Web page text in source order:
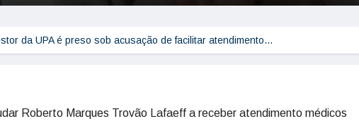
da UPA é preso sob acusação de facilitar atendimento…
Roberto Marques Trovão Lafaeff a receber atendimento médicos